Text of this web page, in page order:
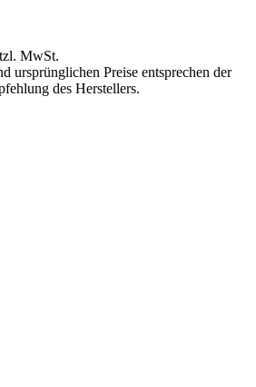
MwSt.
ursprünglichen Preise entsprechen der
des Herstellers.